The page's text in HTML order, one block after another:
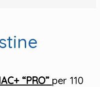
“PRO” per 110